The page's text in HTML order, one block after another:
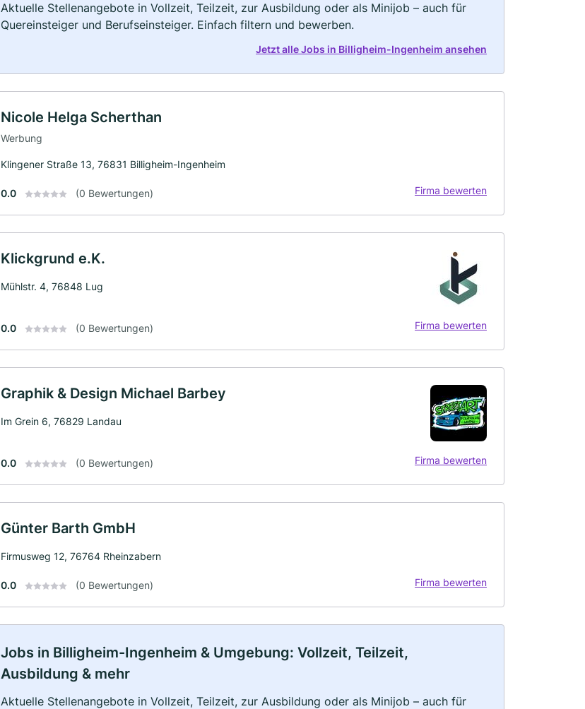
Aktuelle Stellenangebote in Vollzeit, Teilzeit, zur Ausbildung oder als Minijob – auch für
Quereinsteiger und Berufseinsteiger. Einfach filtern und bewerben.
Jetzt alle Jobs in Billigheim-Ingenheim ansehen
Nicole Helga Scherthan
Werbung
Klingener Straße 13, 76831 Billigheim-Ingenheim
0.0 (0 Bewertungen) Firma bewerten
Klickgrund e.K.
Mühlstr. 4, 76848 Lug
0.0 (0 Bewertungen) Firma bewerten
Graphik & Design Michael Barbey
Im Grein 6, 76829 Landau
0.0 (0 Bewertungen) Firma bewerten
Günter Barth GmbH
Firmusweg 12, 76764 Rheinzabern
0.0 (0 Bewertungen) Firma bewerten
Jobs in Billigheim-Ingenheim & Umgebung: Vollzeit, Teilzeit,
Ausbildung & mehr
Aktuelle Stellenangebote in Vollzeit, Teilzeit, zur Ausbildung oder als Minijob – auch für